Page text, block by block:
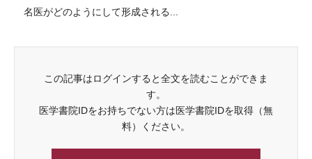
名医がどのようにして形成される...
この記事はログインすると全文を読むことができま
す。
医学書院IDをお持ちでない方は医学書院IDを取得（無
料）ください。